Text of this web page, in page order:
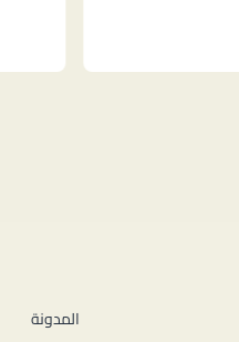
المدونة